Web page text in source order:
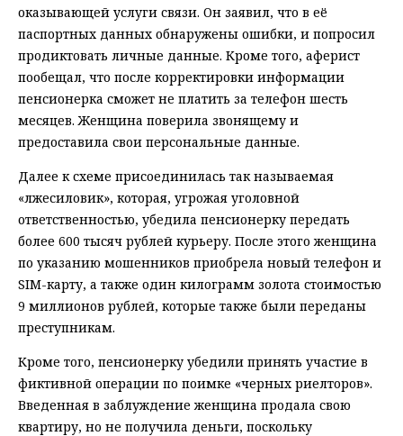
оказывающей услуги связи. Он заявил, что в её
паспортных данных обнаружены ошибки, и попросил
продиктовать личные данные. Кроме того, аферист
пообещал, что после корректировки информации
пенсионерка сможет не платить за телефон шесть
месяцев. Женщина поверила звонящему и
предоставила свои персональные данные.
Далее к схеме присоединилась так называемая
«лжесиловик», которая, угрожая уголовной
ответственностью, убедила пенсионерку передать
более 600 тысяч рублей курьеру. После этого женщина
по указанию мошенников приобрела новый телефон и
SIM-карту, а также один килограмм золота стоимостью
9 миллионов рублей, которые также были переданы
преступникам.
Кроме того, пенсионерку убедили принять участие в
фиктивной операции по поимке «черных риелторов».
Введенная в заблуждение женщина продала свою
квартиру, но не получила деньги, поскольку